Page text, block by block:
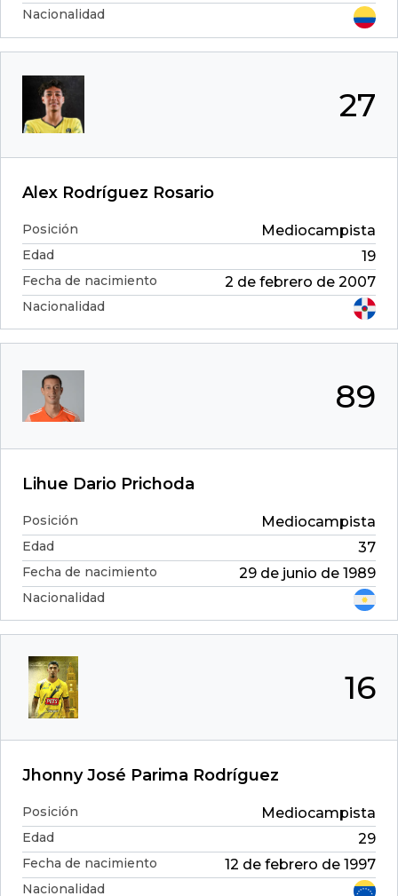
Nacionalidad
27
Alex Rodríguez Rosario
Posición Mediocampista
Edad 19
Fecha de nacimiento 2 de febrero de 2007
Nacionalidad
89
Lihue Dario Prichoda
Posición Mediocampista
Edad 37
Fecha de nacimiento 29 de junio de 1989
Nacionalidad
16
Jhonny José Parima Rodríguez
Posición Mediocampista
Edad 29
Fecha de nacimiento 12 de febrero de 1997
Nacionalidad